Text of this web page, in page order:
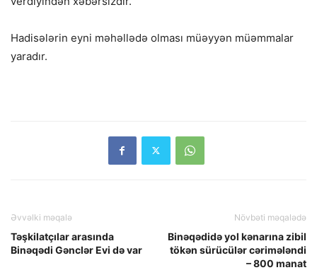
Hadisələrin eyni məhəllədə olması müəyyən müəmmalar
yaradır.
Əvvəlki məqalə
Təşkilatçılar arasında
Binəqədi Gənclər Evi də var
Növbəti məqalədə
Binəqədidə yol kənarına zibil
tökən sürücülər cərimələndi
– 800 manat